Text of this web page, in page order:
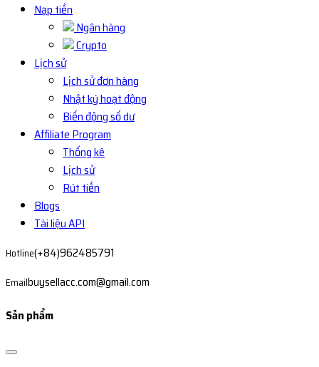
Nạp tiền
Ngân hàng
Crypto
Lịch sử
Lịch sử đơn hàng
Nhật ký hoạt động
Biến động số dư
Affiliate Program
Thống kê
Lịch sử
Rút tiền
Blogs
Tài liệu API
Hotline(+84)962485791
Emailbuysellacc.com@gmail.com
Sản phẩm